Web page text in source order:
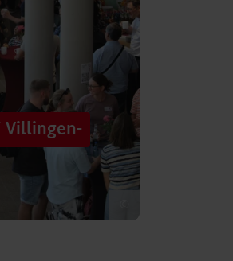
Villingen-
schaffen, mit